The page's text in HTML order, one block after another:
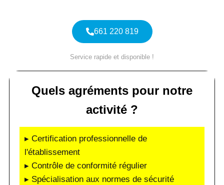
661 220 819
Service rapide et disponible !
Quels agréments pour notre
activité ?
▸ Certification professionnelle de
l'établissement
▸ Contrôle de conformité régulier
▸ Spécialisation aux normes de sécurité